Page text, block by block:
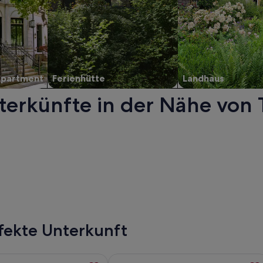
Ferienhütte Landhaus
in der Nähe von
Unterkunft